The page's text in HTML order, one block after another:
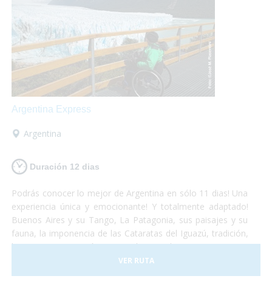
Argentina Express
Argentina
Duración 12 dias
Podrás conocer lo mejor de Argentina en sólo 11 dias! Una
experiencia única y emocionante! Y totalmente adaptado!
Buenos Aires y su Tango, La Patagonia, sus paisajes y su
fauna, la imponencia de las Cataratas del Iguazú, tradición,
historia, gastronomía y naturaleza, todo se conjuga para
hacer de este viaje una vivencia inolvidable! Anímate a
sumergirte en este maravilloso país. Nosotros te llevamos!
VER RUTA